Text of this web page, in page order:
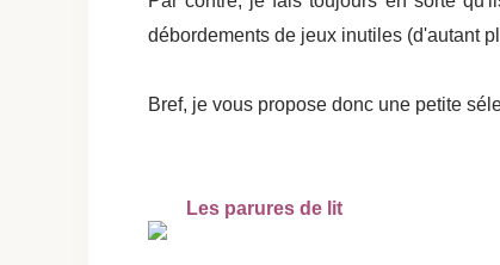
débordements de jeux inutiles (d'autant
Bref, je vous propose donc une petite
Les parures de lit